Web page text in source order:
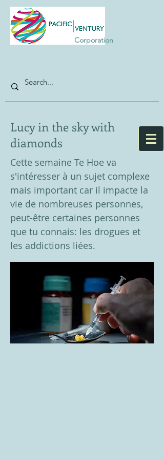
Corporation
Lucy in the sky with
diamonds
Cette semaine Te Hoe va
s'intéresser à un sujet complexe
mais important car il impacte la
vie de nombreuses personnes,
peut-être certaines personnes
que tu connais: les drogues et
les addictions liées.